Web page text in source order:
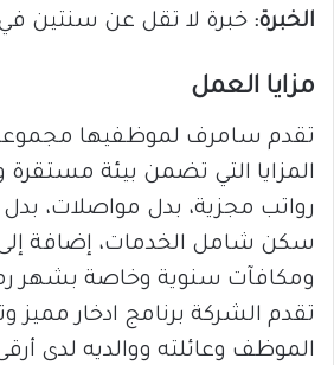
الخبرة: خبرة لا تقل عن سنتين
مزايا العمل
تقدم سامرف لموظفيها
المزايا التي تضمن بيئة مستقرة
رواتب مجزية، بدل مواصلات،
سكن شامل الخدمات، إضافة إلى
ومكافآت سنوية وخاصة بشهر
تقدم الشركة برنامج ادخار
الموظف وعائلته ووالديه لدى